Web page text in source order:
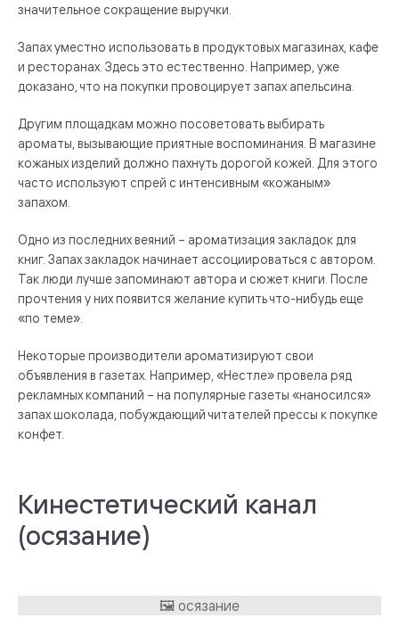
значительное сокращение выручки.
Запах уместно использовать в продуктовых магазинах, кафе
и ресторанах. Здесь это естественно. Например, уже
доказано, что на покупки провоцирует запах апельсина.
Другим площадкам можно посоветовать выбирать
ароматы, вызывающие приятные воспоминания. В магазине
кожаных изделий должно пахнуть дорогой кожей. Для этого
часто используют спрей с интенсивным «кожаным»
запахом.
Одно из последних веяний – ароматизация закладок для
книг. Запах закладок начинает ассоциироваться с автором.
Так люди лучше запоминают автора и сюжет книги. После
прочтения у них появится желание купить что-нибудь еще
«по теме».
Некоторые производители ароматизируют свои
объявления в газетах. Например, «Нестле» провела ряд
рекламных компаний – на популярные газеты «наносился»
запах шоколада, побуждающий читателей прессы к покупке
конфет.
Кинестетический канал
(осязание)